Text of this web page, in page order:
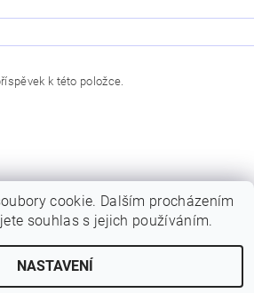
k této položce.
práva vyhrazenaUpravit nastavení cookies
cookie. Dalším procházením
souhlas s jejich používáním.
NASTAVENÍ